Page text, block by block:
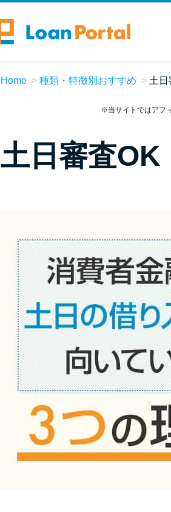
Home 種類・特徴別おすすめ 土日
※当サイトではアフ
土日審査OK